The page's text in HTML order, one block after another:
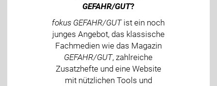
GEFAHR/GUT?
fokus GEFAHR/GUTist ein noch
junges Angebot, das klassische
Fachmedien wie das Magazin
GEFAHR/GUT, zahlreiche
Zusatzhefte und eine Website
mit nützlichen Tools und